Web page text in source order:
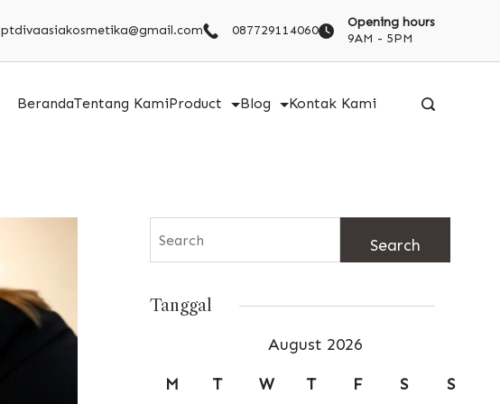
ptdivaasiakosmetika@gmail.com 087729114060
Opening hours
9AM - 5PM
BerandaTentang KamiProduct Blog Kontak Kami
Search
for:
Tanggal
August 2026
M
T W T F S S